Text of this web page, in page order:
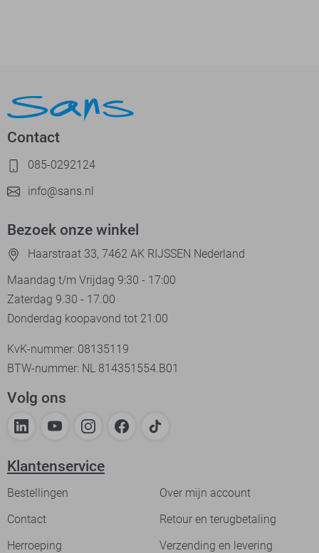
Contact
085-0292124
info@sans.nl
Bezoek onze winkel
Haarstraat 33, 7462 AK RIJSSEN Nederland
Maandag t/m Vrijdag 9:30 - 17:00
Zaterdag 9.30 - 17.00
Donderdag koopavond tot 21:00
KvK-nummer: 08135119
BTW-nummer: NL 814351554.B01
Volg ons
Klantenservice
Bestellingen
Over mijn account
Contact
Retour en terugbetaling
Herroeping
Verzending en levering